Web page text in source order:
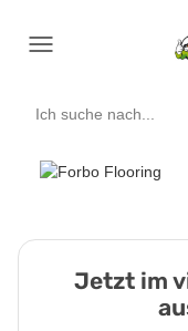
Jetzt im